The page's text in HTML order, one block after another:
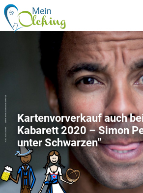
Kartenvorverkauf auch
Kabarett 2020 – Simon
unter Schwarzen”